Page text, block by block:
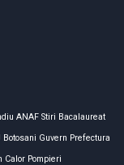
ANAF Stiri Bacalaureat
Botosani Guvern Prefectura
Calor Pompieri